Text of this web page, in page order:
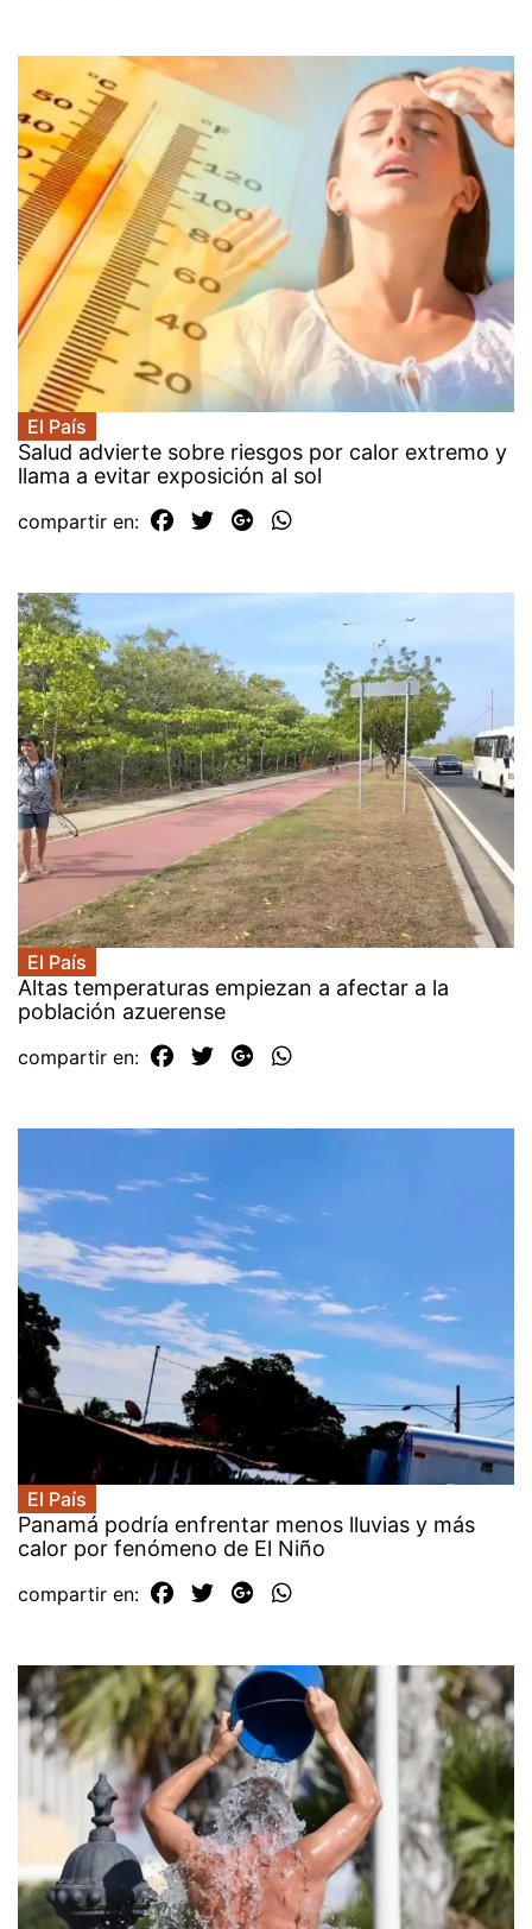
El País
Salud advierte sobre riesgos por calor extremo y
llama a evitar exposición al sol
compartir en:
El País
Altas temperaturas empiezan a afectar a la
población azuerense
compartir en:
El País
Panamá podría enfrentar menos lluvias y más
calor por fenómeno de El Niño
compartir en: